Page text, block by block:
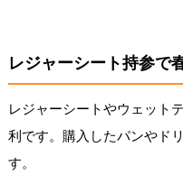
レジャーシート持参で
レジャーシートやウェット
利です。購入したパンやド
す。